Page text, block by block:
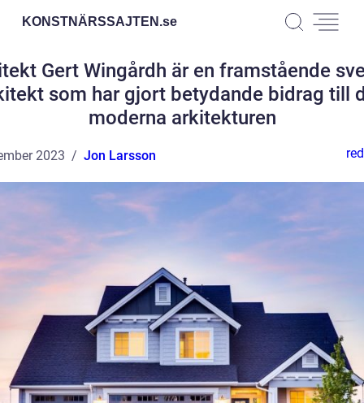
KONSTNÄRSSAJTEN.se
Gert Wingårdh är en framstående
som har gjort betydande bidrag till
moderna arkitekturen
2023 Jon Larsson